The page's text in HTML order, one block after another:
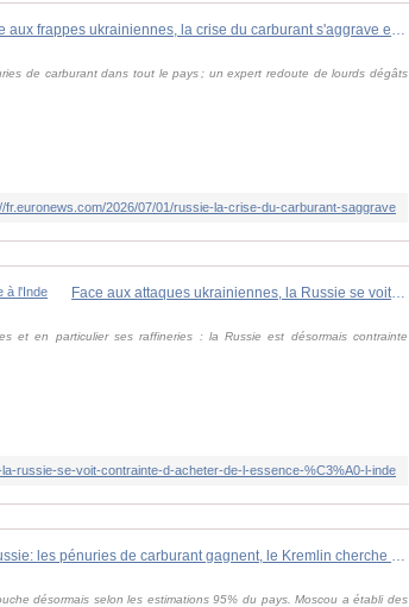
Face aux frappes ukrainiennes, la crise du carburant s'aggrave en Russie
de carburant dans tout le pays ; un expert redoute de lourds dégâts
fr.euronews.com/2026/07/01/russie-la-crise-du-carburant-saggrave
Face aux attaques ukrainiennes, la Russie se voit contrainte d'acheter de l'essence à l'Inde
et en particulier ses raffineries : la Russie est désormais contrainte
russie-se-voit-contrainte-d-acheter-de-l-essence-%C3%A0-l-inde
Russie: les pénuries de carburant gagnent, le Kremlin cherche des solutions
désormais selon les estimations 95% du pays. Moscou a établi des